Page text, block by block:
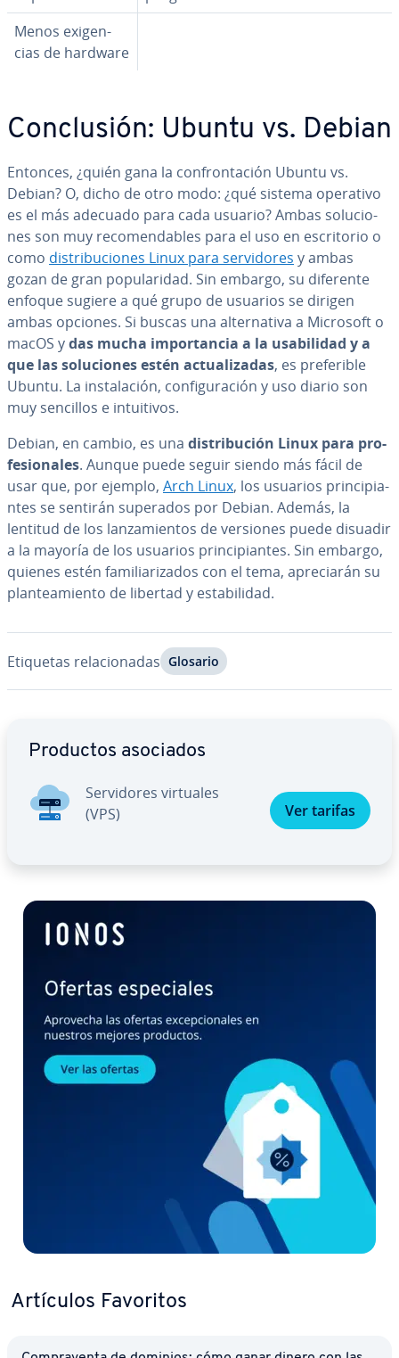
Menos exi­ge­n­
cias de hardware
Co­n­clu­sión: Ubuntu vs. Debian
Entonces, ¿quién gana la co­n­fro­n­ta­ción Ubuntu vs.
Debian? O, dicho de otro modo: ¿qué sistema operativo
es el más adecuado para cada usuario? Ambas so­lu­cio­
nes son muy re­co­me­n­da­bles para el uso en es­cri­to­rio o
como di­s­tri­bu­cio­nes Linux para se­r­vi­do­res y ambas
gozan de gran po­pu­la­ri­dad. Sin embargo, su diferente
enfoque sugiere a qué grupo de usuarios se dirigen
ambas opciones. Si buscas una al­te­r­na­ti­va a Microsoft o
macOS ydas mucha im­po­r­ta­n­cia a la usa­bi­li­dad y a
que las so­lu­cio­nes estén ac­tua­li­za­das, es pre­fe­ri­ble
Ubuntu. La in­s­ta­la­ción, co­n­fi­gu­ra­ción y uso diario son
muy sencillos e in­tui­ti­vos.
Debian, en cambio, es una di­s­tri­bu­ción Linux para pro­
fe­sio­na­les. Aunque puede seguir siendo más fácil de
usar que, por ejemplo, Arch Linux, los usuarios pri­n­ci­pia­
n­tes se sentirán superados por Debian. Además, la
lentitud de los la­n­za­mie­n­tos de versiones puede disuadir
a la mayoría de los usuarios pri­n­ci­pia­n­tes. Sin embargo,
quienes estén fa­mi­lia­ri­za­dos con el tema, apre­cia­rán su
pla­n­tea­mie­n­to de libertad y es­ta­bi­li­dad.
Etiquetas re­la­cio­na­das Glosario
Productos asociados
Se­r­vi­do­res virtuales
(VPS)
Ver tarifas
Artículos Favoritos